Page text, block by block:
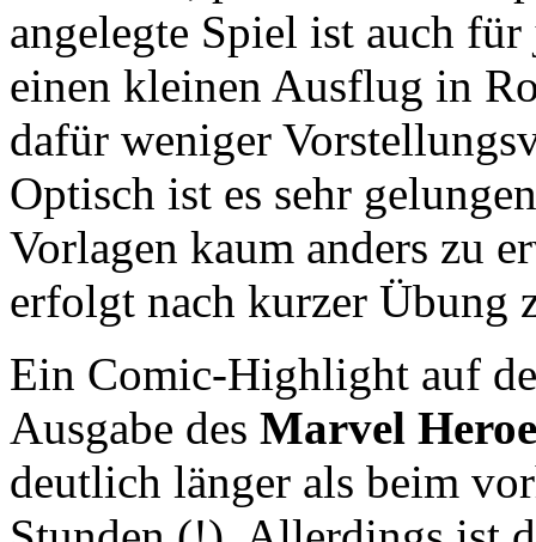
angelegte Spiel ist auch
einen kleinen Ausflug in
dafür weniger
Optisch ist es sehr
Vorlagen kaum anders zu
erfolgt nach kurzer
Ein Comic-Highlight auf
Ausgabe des Marvel
deutlich länger als beim